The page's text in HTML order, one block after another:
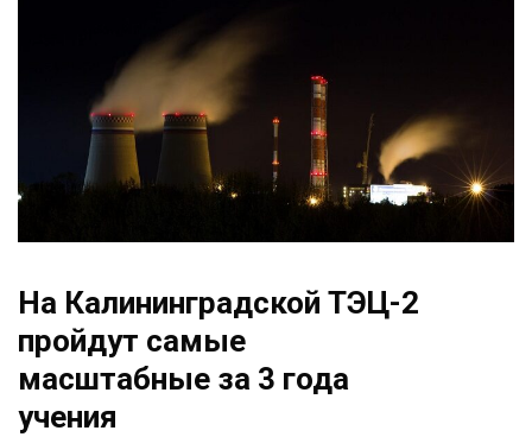
На Калининградской ТЭЦ-2
пройдут самые
масштабные за 3 года
учения